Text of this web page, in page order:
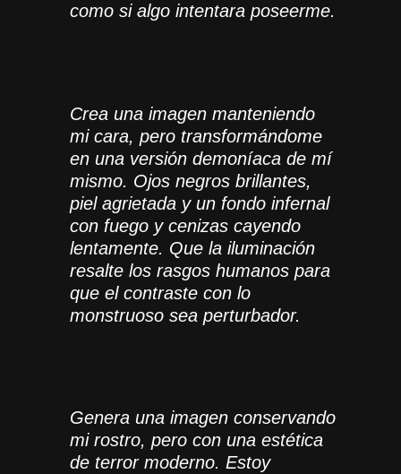
como si algo intentara poseerme.
Crea una imagen manteniendo
mi cara, pero transformándome
en una versión demoníaca de mí
mismo. Ojos negros brillantes,
piel agrietada y un fondo infernal
con fuego y cenizas cayendo
lentamente. Que la iluminación
resalte los rasgos humanos para
que el contraste con lo
monstruoso sea perturbador.
Genera una imagen conservando
mi rostro, pero con una estética
de terror moderno. Estoy